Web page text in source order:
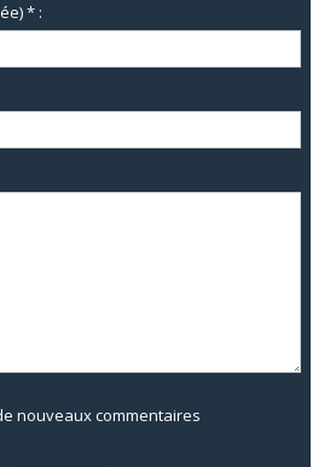
* :
nouveaux commentaires